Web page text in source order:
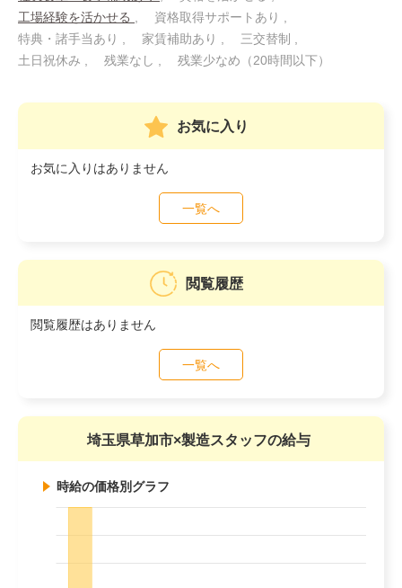
工場経験を活かせる
資格取得サポートあり
特典・諸手当あり
家賃補助あり
三交替制
土日祝休み
残業なし 残業少なめ（20時間以下）
お気に入り
お気に入りはありません
一覧へ
閲覧履歴
閲覧履歴はありません
一覧へ
埼玉県草加市×製造スタッフの給与
時給の価格別グラフ